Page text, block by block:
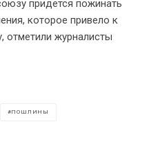
придется пожинать
которое привело к
отметили журналисты
ПОШЛИНЫ